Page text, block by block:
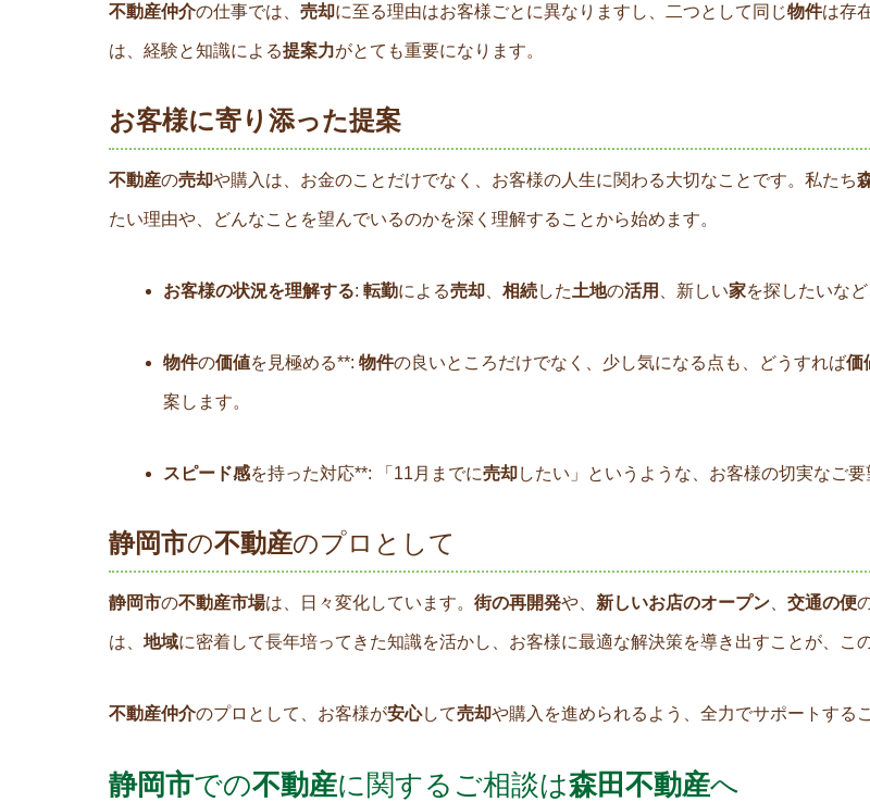
不動産仲介の仕事では、 売却に至る理由はお客様ごとに異なりますし、二つとして同じ物件は存
は、経験と知識による提案力がとても重要になります。
お客様に寄り添った提案
不動産の売却や購入は、お金のことだけでなく、お客様の人生に関わる大切なことです。私たち
たい理由や、どんなことを望んでいるのかを深く理解することから始めます。
お客様の状況を理解する: 転勤による売却 相続した土地の活用 、新しい家を探したいな
物件の価値を見極める**: 物件の良いところだけでなく、少し気になる点も、どうすれば価
案します。
スピード感を持った対応**: 「11月までに売却したい」というような、お客様の切実なご要
静岡市の不動産のプロとして
静岡市の不動産市場は、日々変化しています。 街の再開発や、 新しいお店のオープン 交通の便
は、 地域に密着して長年培ってきた知識を活かし、お客様に最適な解決策を導き出すことが、こ
不動産仲介のプロとして、お客様が安心して売却や購入を進められるよう、全力でサポートする
静岡市での不動産に関するご相談は森田不動産へ